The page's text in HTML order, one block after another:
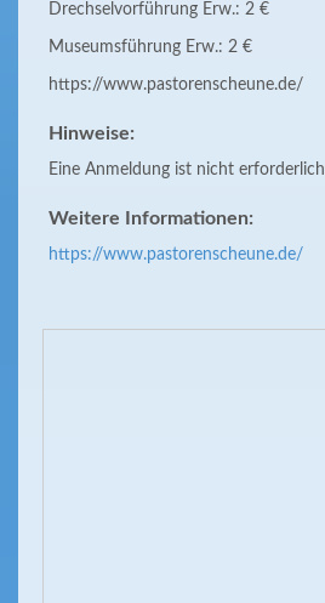
Drechselvorführung Erw.: 2 €
Museumsführung Erw.: 2 €
https://www.pastorenscheune.de/
Hinweise:
Eine Anmeldung ist nicht erforderlich
Weitere Informationen:
https://www.pastorenscheune.de/